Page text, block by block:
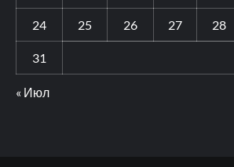
24 25 26 27 28
31
« Июл